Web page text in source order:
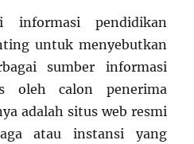
informasi pendidikan
untuk menyebutkan
sumber informasi
oleh calon penerima
adalah situs web resmi
atau instansi yang